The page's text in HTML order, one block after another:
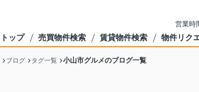
営業時
トップ 売買物件検索 賃貸物件検索 物件リク
ブログ タグ一覧 小山市グルメのブログ一覧